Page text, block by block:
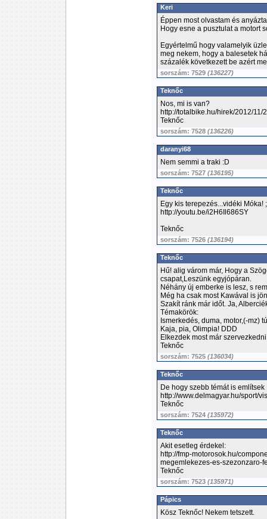
Keri
Éppen most olvastam és
Hogy esne a pusztulat a motort
Egyértelmű hogy valamelyik
meg nekem, hogy a balesetek
százalék következett be azért
sorszám: 7529 (136227)
Teknőc
Nos, mi is van?
http://totalbike.hu/hirek/2012/
Teknőc
sorszám: 7528 (136226)
daranyi68
Nem semmi a traki :D
sorszám: 7527 (136195)
Teknőc
Egy kis terepezés...vidéki Móka!
http://youtu.be/i2H6Il686SY
Teknőc
sorszám: 7526 (136194)
Teknőc
Hű! alig várom már, Hogy a
csapat,Leszünk egyjópáran.
Néhány új emberke is lesz, s
Még ha csak most Kawával is
Szakít ránk már időt. Ja,
Témakörök:
Ismerkedés, duma, motor,(-mz)
Kaja, pia, Olimpia! DDD
Elkezdek most már
Teknőc
sorszám: 7525 (136034)
Teknőc
De hogy szebb témát is
http://www.delmagyar.hu/sport/
Teknőc
sorszám: 7524 (135972)
Teknőc
Akit esetleg érdekel:
http://fmp-motorosok.hu/
megemlekezes-es-szezonzaro-
Teknőc
sorszám: 7523 (135971)
Pápics
Kösz Teknőc! Nekem tetszett.